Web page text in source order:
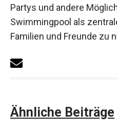
Partys und andere
Swimmingpool als
Familien und Freunde zu
Ähnliche Beiträge